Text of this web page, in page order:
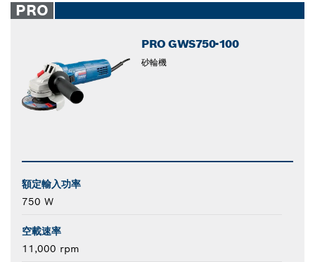
PRO
PRO GWS750-100
砂輪機
額定輸入功率
750 W
空載速率
11,000 rpm